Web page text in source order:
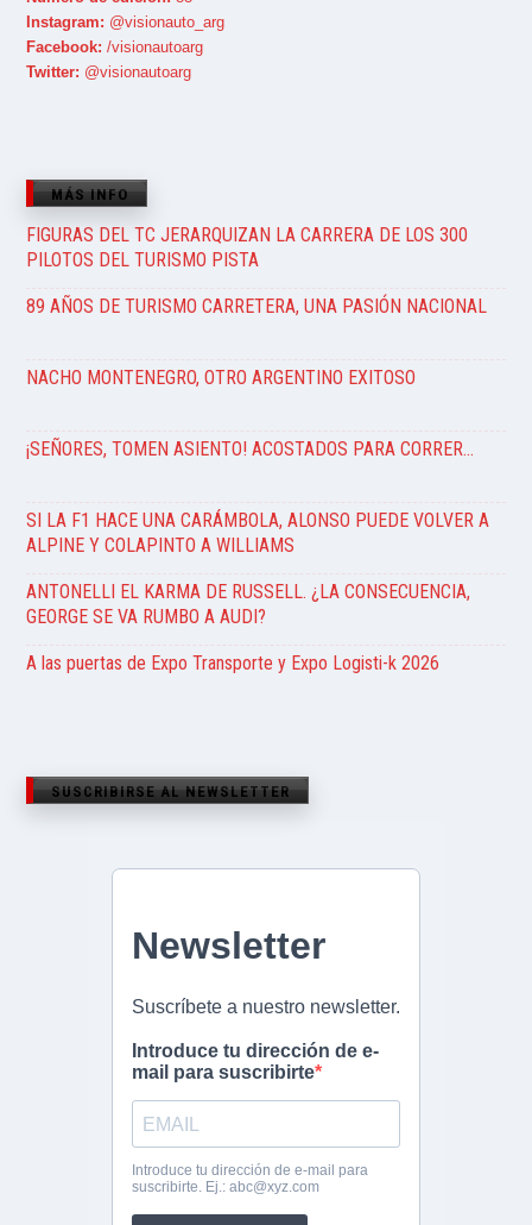
Instagram: @visionauto_arg
Facebook: /visionautoarg
Twitter: @visionautoarg
MÁS INFO
FIGURAS DEL TC JERARQUIZAN LA CARRERA DE LOS 300
PILOTOS DEL TURISMO PISTA
89 AÑOS DE TURISMO CARRETERA, UNA PASIÓN NACIONAL
NACHO MONTENEGRO, OTRO ARGENTINO EXITOSO
¡SEÑORES, TOMEN ASIENTO! ACOSTADOS PARA CORRER…
SI LA F1 HACE UNA CARÁMBOLA, ALONSO PUEDE VOLVER A
ALPINE Y COLAPINTO A WILLIAMS
ANTONELLI EL KARMA DE RUSSELL. ¿LA CONSECUENCIA,
GEORGE SE VA RUMBO A AUDI?
A las puertas de Expo Transporte y Expo Logisti-k 2026
SUSCRIBIRSE AL NEWSLETTER